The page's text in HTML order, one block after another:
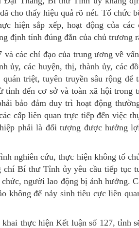
cho thấy hiệu quả rõ nét. Tổ chức
hiện sắp xếp, hoạt động của
định tính đúng đắn của chủ trương
các chỉ đạo của trung ương về
ủy, các huyện, thị, thành ủy, các
triệt, tuyên truyền sâu rộng để
tỉnh đến cơ sở và toàn xã hội trong
bảo đảm duy trì hoạt động
cấp liên quan trực tiếp đến việc
phải là đối tượng được hưởng
nghiên cứu, thực hiện không tổ
Bí thư Tỉnh ủy yêu cầu tiếp tục
người lao động bị ảnh hưởng.
không để nảy sinh tiêu cực liên
thực hiện Kết luận số 127, tỉnh